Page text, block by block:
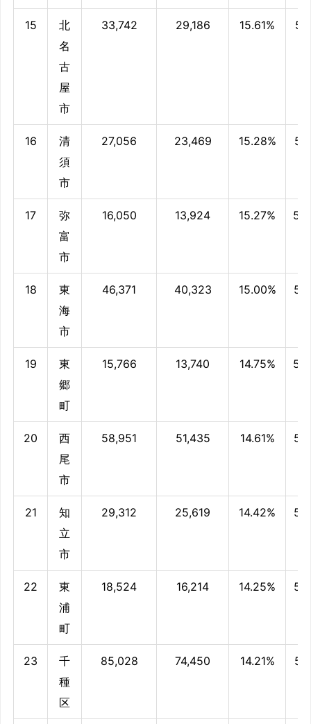
15
北
名
古
屋
市
33,742 29,186 15.61%
16
清
須
市
27,056 23,469 15.28%
17
弥
富
市
16,050 13,924 15.27%
18
東
海
市
46,371 40,323 15.00%
19
東
郷
町
15,766 13,740 14.75%
20
西
尾
市
58,951 51,435 14.61%
21
知
立
市
29,312 25,619 14.42%
22
東
浦
町
18,524 16,214 14.25%
23
千
種
区
85,028 74,450 14.21%